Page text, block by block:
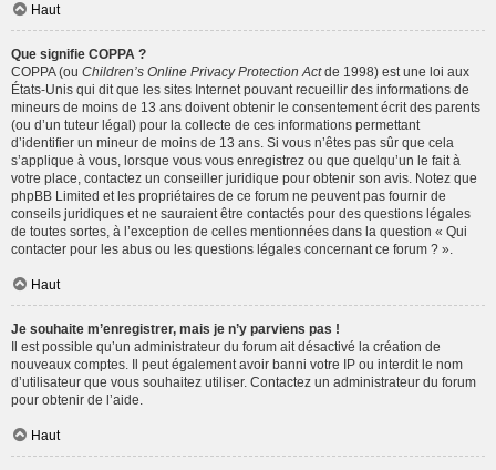
Haut
Que signifie COPPA ?
COPPA (ou Children’s Online Privacy Protection Actde 1998) est une loi aux
États-Unis qui dit que les sites Internet pouvant recueillir des informations de
mineurs de moins de 13 ans doivent obtenir le consentement écrit des parents
(ou d’un tuteur légal) pour la collecte de ces informations permettant
d’identifier un mineur de moins de 13 ans. Si vous n’êtes pas sûr que cela
s’applique à vous, lorsque vous vous enregistrez ou que quelqu’un le fait à
votre place, contactez un conseiller juridique pour obtenir son avis. Notez que
phpBB Limited et les propriétaires de ce forum ne peuvent pas fournir de
conseils juridiques et ne sauraient être contactés pour des questions légales
de toutes sortes, à l’exception de celles mentionnées dans la question « Qui
contacter pour les abus ou les questions légales concernant ce forum ? ».
Haut
Je souhaite m’enregistrer, mais je n’y parviens pas !
Il est possible qu’un administrateur du forum ait désactivé la création de
nouveaux comptes. Il peut également avoir banni votre IP ou interdit le nom
d’utilisateur que vous souhaitez utiliser. Contactez un administrateur du forum
pour obtenir de l’aide.
Haut